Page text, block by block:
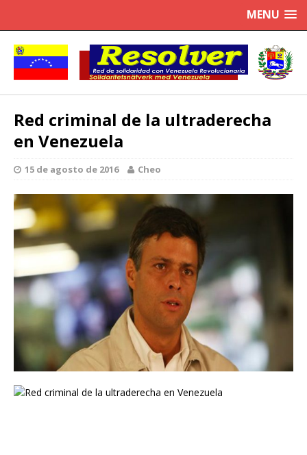
MENU
Red criminal de la ultraderecha
en Venezuela
15 de agosto de 2016 Cheo